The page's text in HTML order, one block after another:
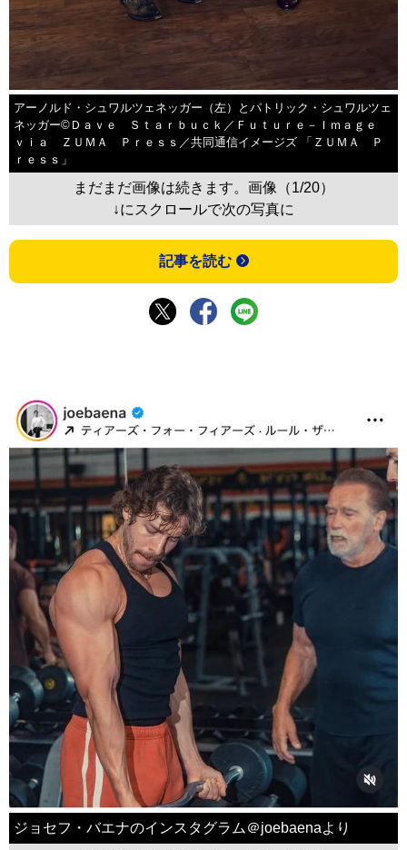
アーノルド・シュワルツェネッガー（左）とパトリック・シュワルツェ
ネッガー©Ｄａｖｅ Ｓｔａｒｂｕｃｋ／Ｆｕｔｕｒｅ－Ｉｍａｇｅ
ｖｉａ ＺＵＭＡ Ｐｒｅｓｓ／共同通信イメージズ 「ＺＵＭＡ Ｐ
ｒｅｓｓ」
まだまだ画像は続きます。画像（1/20）
↓にスクロールで次の写真に
記事を読む
ジョセフ・バエナのインスタグラム＠joebaenaより